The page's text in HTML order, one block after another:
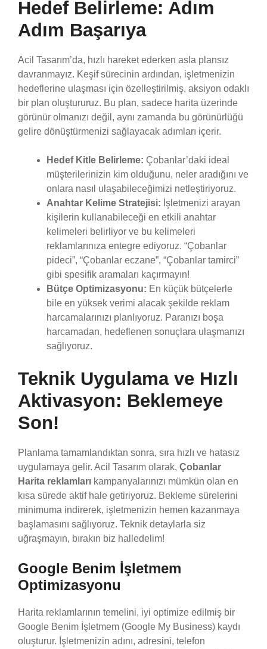
Hedef Belirleme: Adım
Adım Başarıya
Acil Tasarım’da, hızlı hareket ederken asla plansız
davranmayız. Keşif sürecinin ardından, işletmenizin
hedeflerine ulaşması için özelleştirilmiş, aksiyon odaklı
bir plan oluştururuz. Bu plan, sadece harita üzerinde
görünür olmanızı değil, aynı zamanda bu görünürlüğü
gelire dönüştürmenizi sağlayacak adımları içerir.
Hedef Kitle Belirleme: Çobanlar’daki ideal
müşterilerinizin kim olduğunu, neler aradığını ve
onlara nasıl ulaşabileceğimizi netleştiriyoruz.
Anahtar Kelime Stratejisi: İşletmenizi arayan
kişilerin kullanabileceği en etkili anahtar
kelimeleri belirliyor ve bu kelimeleri
reklamlarınıza entegre ediyoruz. “Çobanlar
pideci”, “Çobanlar eczane”, “Çobanlar tamirci”
gibi spesifik aramaları kaçırmayın!
Bütçe Optimizasyonu: En küçük bütçelerle
bile en yüksek verimi alacak şekilde reklam
harcamalarınızı planlıyoruz. Paranızı boşa
harcamadan, hedeflenen sonuçlara ulaşmanızı
sağlıyoruz.
Teknik Uygulama ve Hızlı
Aktivasyon: Beklemeye
Son!
Planlama tamamlandıktan sonra, sıra hızlı ve hatasız
uygulamaya gelir. Acil Tasarım olarak, Çobanlar
Harita reklamları kampanyalarınızı mümkün olan en
kısa sürede aktif hale getiriyoruz. Bekleme sürelerini
minimuma indirerek, işletmenizin hemen kazanmaya
başlamasını sağlıyoruz. Teknik detaylarla siz
uğraşmayın, bırakın biz halledelim!
Google Benim İşletmem
Optimizasyonu
Harita reklamlarının temelini, iyi optimize edilmiş bir
Google Benim İşletmem (Google My Business) kaydı
oluşturur. İşletmenizin adını, adresini, telefon